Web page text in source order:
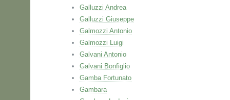
Galluzzi Andrea
Galluzzi Giuseppe
Galmozzi Antonio
Galmozzi Luigi
Galvani Antonio
Galvani Bonfiglio
Gamba Fortunato
Gambara